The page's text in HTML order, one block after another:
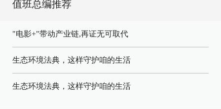
值班总编推荐
"电影+"带动产业链,再证无可取代
生态环境法典，这样守护咱的生活
生态环境法典，这样守护咱的生活